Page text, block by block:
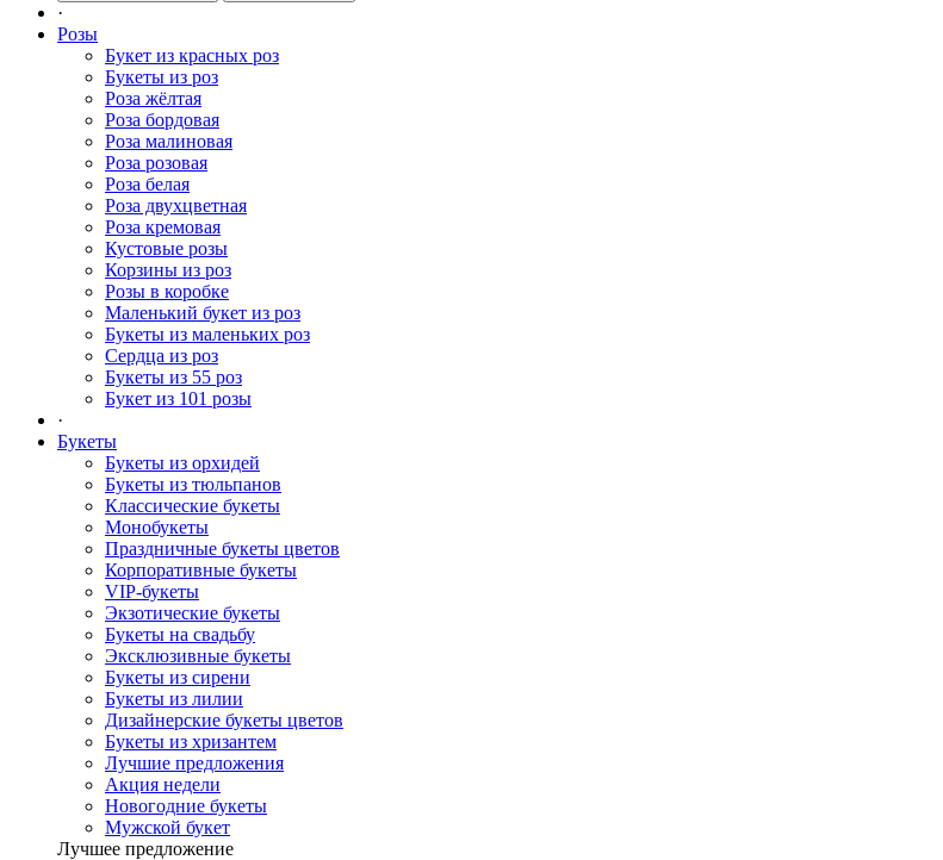
·
Розы
Букет из красных роз
Букеты из роз
Роза жёлтая
Роза бордовая
Роза малиновая
Роза розовая
Роза белая
Роза двухцветная
Роза кремовая
Кустовые розы
Корзины из роз
Розы в коробке
Маленький букет из роз
Букеты из маленьких роз
Сердца из роз
Букеты из 55 роз
Букет из 101 розы
·
Букеты
Букеты из орхидей
Букеты из тюльпанов
Классические букеты
Монобукеты
Праздничные букеты цветов
Корпоративные букеты
VIP-букеты
Экзотические букеты
Букеты на свадьбу
Эксклюзивные букеты
Букеты из сирени
Букеты из лилии
Дизайнерские букеты цветов
Букеты из хризантем
Лучшие предложения
Акция недели
Новогодние букеты
Мужской букет
Лучшее предложение